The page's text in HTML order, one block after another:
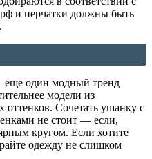
и перчатки должны быть
один модный тренд
модели из
оттенков. Сочетать ушанку с
не стоит — если,
кругом. Если хотите
одежду не слишком